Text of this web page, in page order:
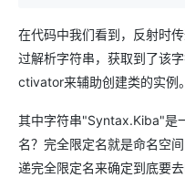
在代码中我们看到，反射时
过解析字符串，获取到了该
ctivator来辅助创建类的实例。
其中字符串"Syntax.Kiba"是
名？完全限定名就是命名空
递完全限定名来确定到底要